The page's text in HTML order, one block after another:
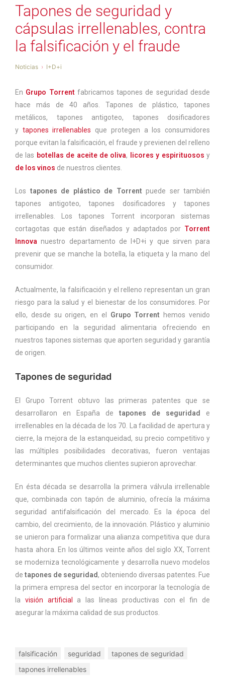
Tapones de seguridad y
cápsulas irrellenables, contra
la falsificación y el fraude
Noticias I+D+i
En Grupo Torrentfabricamos tapones de seguridad desde
hace más de 40 años. Tapones de plástico, tapones
metálicos, tapones antigoteo, tapones dosificadores
y tapones irrellenables que protegen a los consumidores
porque evitan la falsificación, el fraude y previenen del relleno
de las botellas de aceite de oliva, licores y espirituosos y
de los vinos de nuestros clientes.
Los tapones de plástico de Torrent puede ser también
tapones antigoteo, tapones dosificadores y tapones
irrellenables. Los tapones Torrent incorporan sistemas
cortagotas que están diseñados y adaptados por Torrent
Innova nuestro departamento de I+D+i y que sirven para
prevenir que se manche la botella, la etiqueta y la mano del
consumidor.
Actualmente, la falsificación y el relleno representan un gran
riesgo para la salud y el bienestar de los consumidores. Por
ello, desde su origen, en el Grupo Torrent hemos venido
participando en la seguridad alimentaria ofreciendo en
nuestros tapones sistemas que aporten seguridad y garantía
de origen.
Tapones de seguridad
El Grupo Torrent obtuvo las primeras patentes que se
desarrollaron en España de tapones de seguridad
e
irrellenables en la década de los 70. La facilidad de apertura y
cierre, la mejora de la estanqueidad, su precio competitivo y
las múltiples posibilidades decorativas, fueron ventajas
determinantes que muchos clientes supieron aprovechar.
En ésta década se desarrolla la primera válvula irrellenable
que, combinada con tapón de aluminio, ofrecía la máxima
seguridad antifalsificación del mercado. Es la época del
cambio, del crecimiento, de la innovación. Plástico y aluminio
se unieron para formalizar una alianza competitiva que dura
hasta ahora. En los últimos veinte años del siglo XX, Torrent
se moderniza tecnológicamente y desarrolla nuevo modelos
de tapones de seguridad, obteniendo diversas patentes. Fue
la primera empresa del sector en incorporar la tecnología de
la visión artificial
a las líneas productivas con el fin de
asegurar la máxima calidad de sus productos.
falsificación seguridad
tapones de seguridad
tapones irrellenables